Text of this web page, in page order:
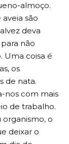
almoço.
são
deva
não
Uma coisa é
os
de nata.
nos com mais
de trabalho.
organismo, o
deixar o